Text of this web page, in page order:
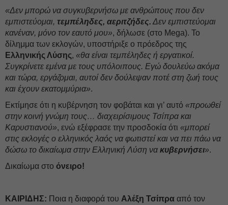
«Δεν μπορώ να συγκυβερνήσω με ανθρώπους που δεν
εμπιστεύομαι, τεμπέληδες, αεριτζήδες. Δεν εμπιστεύομαι
κανέναν, μόνο τον εαυτό μου», δήλωσε (στο Mega). Το
δίλημμα των εκλογών, υποστήριξε ο πρόεδρος της
Ελληνικής Λύσης, «θα είναι τεμπέληδες ή εργατικοί.
Συγκρίνετε εμένα με τους υπόλοιπους. Εγώ δουλεύω ακόμα
και τώρα, εργάζομαι, αυτοί δεν δούλεψαν ποτέ στη ζωή τους
και έχουν εκατομμύρια».
Εκτίμησε ότι η κυβέρνηση τον φοβάται και γι’ αυτό «προωθεί
στην κοινή γνώμη τους… διαχειρίσιμους Τσίπρα και
Καρυστιανού», ενώ εξέφρασε την προσδοκία ότι «μπορεί
στις εκλογές ο ελληνικός λαός να φωτιστεί και να πει πάω να
δώσω το δικαίωμα στην Ελληνική Λύση να κυβερνήσει».
Δικαίωμα στο όνειρο!
ΚΑΙΡΙΔΗΣ: Ποια η διαφορά του Αλέξη Τσίπρα από τον